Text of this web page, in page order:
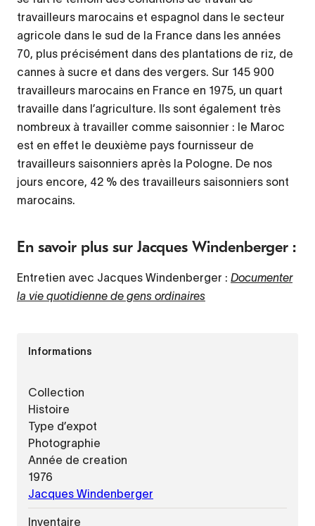
travailleurs marocains et espagnol dans le secteur
agricole dans le sud de la France dans les années
70, plus précisément dans des plantations de riz, de
cannes à sucre et dans des vergers. Sur 145 900
travailleurs marocains en France en 1975, un quart
travaille dans l’agriculture. Ils sont également très
nombreux à travailler comme saisonnier : le Maroc
est en effet le deuxième pays fournisseur de
travailleurs saisonniers après la Pologne. De nos
jours encore, 42 % des travailleurs saisonniers sont
marocains.
En savoir plus sur Jacques Windenberger :
Entretien avec Jacques Windenberger : Documenter
la vie quotidienne de gens ordinaires
Informations
Collection
Histoire
Type d’expot
Photographie
Année de creation
1976
Jacques Windenberger
Inventaire